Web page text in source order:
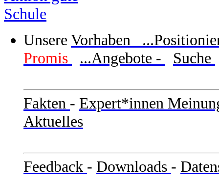
Unsere Vorhaben
Promis
...Angebote - Suche
Fakten - Expert*innen
Aktuelles
Feedback - Downloads -